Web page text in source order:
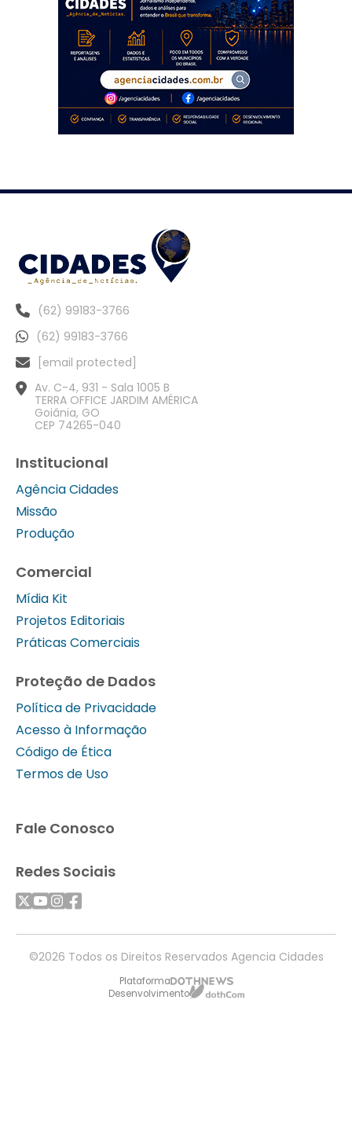
(62) 99183-3766
(62) 99183-3766
[email protected]
Av. C-4, 931 - Sala 1005 B
TERRA OFFICE JARDIM AMÉRICA
Goiânia, GO
CEP 74265-040
Institucional
Agência Cidades
Missão
Produção
Comercial
Mídia Kit
Projetos Editoriais
Práticas Comerciais
Proteção de Dados
Política de Privacidade
Acesso à Informação
Código de Ética
Termos de Uso
Fale Conosco
Redes Sociais
©2026 Todos os Direitos Reservados Agencia Cidades
Plataforma
Desenvolvimento